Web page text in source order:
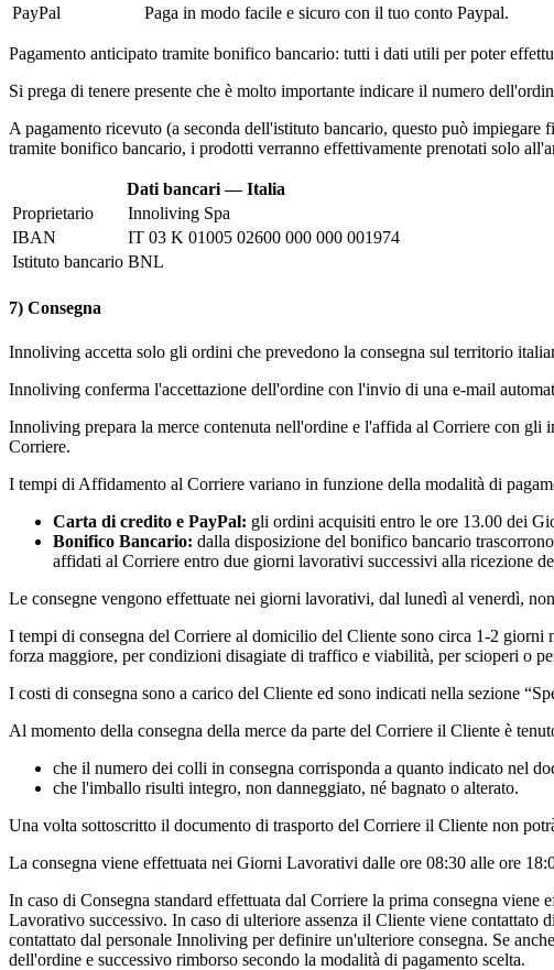
PayPal
Paga in modo facile e sicuro con il tuo conto Paypal.
Pagamento anticipato tramite bonifico bancario: tutti i dati utili per poter
Si prega di tenere presente che è molto importante indicare il numero
A pagamento ricevuto (a seconda dell'istituto bancario, questo può
tramite bonifico bancario, i prodotti verranno effettivamente prenotati solo
Dati bancari — Italia
Proprietario
Innoliving Spa
IBAN
IT 03 K 01005 02600 000 000 001974
Istituto bancario BNL
7) Consegna
Innoliving accetta solo gli ordini che prevedono la consegna sul territorio
Innoliving conferma l'accettazione dell'ordine con l'invio di una e-mail
Innoliving prepara la merce contenuta nell'ordine e l'affida al Corriere con
Corriere.
I tempi di Affidamento al Corriere variano in funzione della modalità di
Carta di credito e PayPal: gli ordini acquisiti entro le ore 13.00 dei
Bonifico Bancario: dalla disposizione del bonifico bancario
affidati al Corriere entro due giorni lavorativi successivi alla ricezione
Le consegne vengono effettuate nei giorni lavorativi, dal lunedì al venerdì,
I tempi di consegna del Corriere al domicilio del Cliente sono circa 1-2
forza maggiore, per condizioni disagiate di traffico e viabilità, per scioperi o
I costi di consegna sono a carico del Cliente ed sono indicati nella sezione
Al momento della consegna della merce da parte del Corriere il Cliente è
che il numero dei colli in consegna corrisponda a quanto indicato nel
che l'imballo risulti integro, non danneggiato, né bagnato o alterato.
Una volta sottoscritto il documento di trasporto del Corriere il Cliente non
La consegna viene effettuata nei Giorni Lavorativi dalle ore 08:30 alle ore
In caso di Consegna standard effettuata dal Corriere la prima consegna
Lavorativo successivo. In caso di ulteriore assenza il Cliente viene contattato
contattato dal personale Innoliving per definire un'ulteriore consegna. Se
dell'ordine e successivo rimborso secondo la modalità di pagamento scelta.